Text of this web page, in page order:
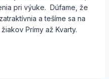
pri výuke. Dúfame, že
a tešíme sa na
Prímy až Kvarty.